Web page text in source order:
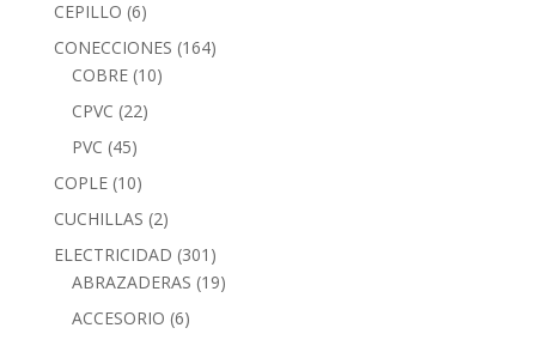
CEPILLO (6)
CONECCIONES (164)
COBRE (10)
CPVC (22)
PVC (45)
COPLE (10)
CUCHILLAS (2)
ELECTRICIDAD (301)
ABRAZADERAS (19)
ACCESORIO (6)